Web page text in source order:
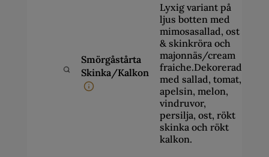
Smörgåstårta
Skinka/Kalkon
Lyxig variant på
ljus botten med
mimosasallad, ost
& skinkröra och
majonnäs/cream
fraiche.Dekorerad
med sallad, tomat,
apelsin, melon,
vindruvor,
persilja, ost, rökt
skinka och rökt
kalkon.